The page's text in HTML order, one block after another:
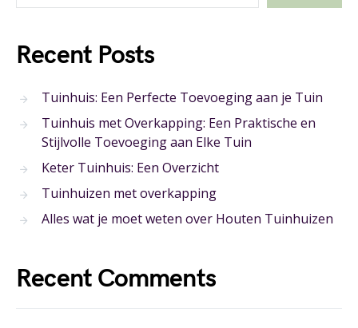
Recent Posts
Tuinhuis: Een Perfecte Toevoeging aan je Tuin
Tuinhuis met Overkapping: Een Praktische en
Stijlvolle Toevoeging aan Elke Tuin
Keter Tuinhuis: Een Overzicht
Tuinhuizen met overkapping
Alles wat je moet weten over Houten Tuinhuizen
Recent Comments